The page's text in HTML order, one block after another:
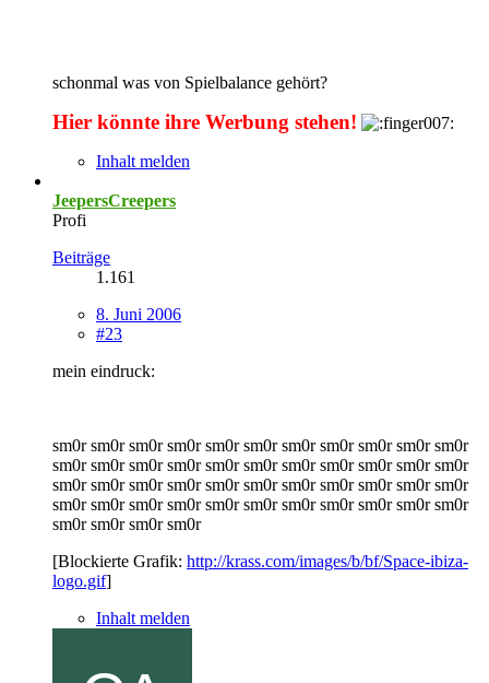
schonmal was von Spielbalance gehört?
Hier könnte ihre Werbung stehen!
Inhalt melden
JeepersCreepers
Profi
Beiträge
1.161
8. Juni 2006
#23
mein eindruck:
sm0r sm0r sm0r sm0r sm0r sm0r sm0r sm0r sm0r sm0r sm0r
sm0r sm0r sm0r sm0r sm0r sm0r sm0r sm0r sm0r sm0r sm0r
sm0r sm0r sm0r sm0r sm0r sm0r sm0r sm0r sm0r sm0r sm0r
sm0r sm0r sm0r sm0r sm0r sm0r sm0r sm0r sm0r sm0r sm0r
sm0r sm0r sm0r sm0r
[Blockierte Grafik: http://krass.com/images/b/bf/Space-ibiza-
logo.gif]
Inhalt melden